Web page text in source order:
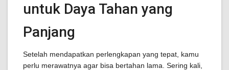
untuk Daya Tahan yang
Panjang
Setelah mendapatkan perlengkapan yang tepat, kamu
perlu merawatnya agar bisa bertahan lama. Sering kali,